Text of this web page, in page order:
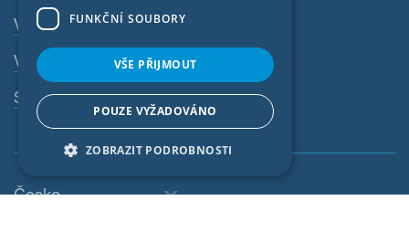
Výtisk
VOP
Systém whistleblowingu
Česko
NORWEGIAN
FUNKČNÍ SOUBORY
VŠE PŘIJMOUT
POUZE VYŽADOVÁNO
ZOBRAZIT PODROBNOSTI